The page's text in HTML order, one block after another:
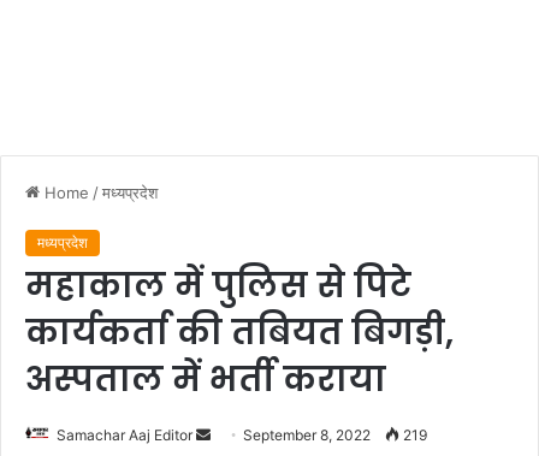
Home /मध्यप्रदेश
मध्यप्रदेश
महाकाल में पुलिस से पिटे
कार्यकर्ता की तबियत बिगड़ी,
अस्पताल में भर्ती कराया
Samachar Aaj Editor
Send September 8, 2022 219